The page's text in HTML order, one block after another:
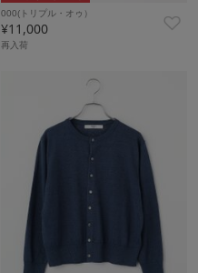
000(トリプル・オゥ）
¥11,000
再入荷